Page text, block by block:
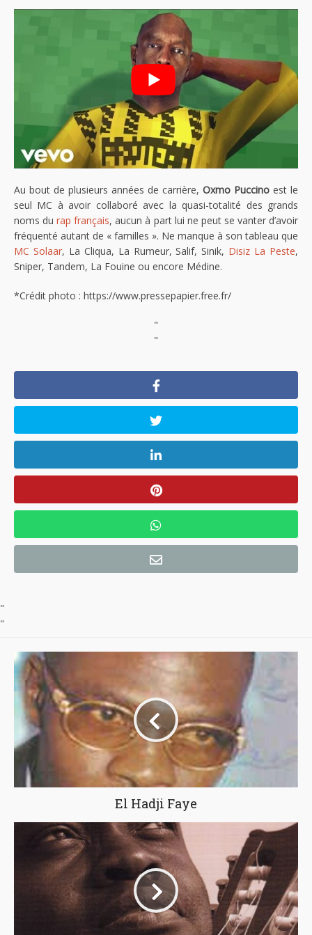
Au bout de plusieurs années de carrière, Oxmo Puccino est le
seul MC à avoir collaboré avec la quasi-totalité des grands
noms durap français, aucun à part lui ne peut se vanter d’avoir
fréquenté autant de « familles ». Ne manque à son tableau que
MC Solaar, La Cliqua, La Rumeur, Salif, Sinik, Disiz La Peste,
Sniper, Tandem, La Fouine ou encore Médine.
*Crédit photo : https://www.pressepapier.free.fr/
"
"
"
"
El Hadji Faye